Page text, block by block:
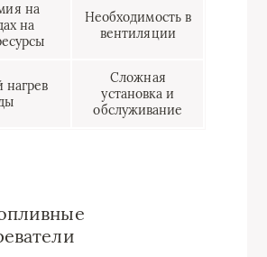
на
на
Необходимость в
вентиляции
нагрев
Сложная
установка и
обслуживание